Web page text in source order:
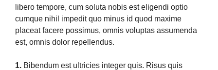
libero tempore, cum soluta nobis est eligendi optio
cumque nihil impedit quo minus id quod maxime
placeat facere possimus, omnis voluptas assumenda
est, omnis dolor repellendus.
1. Bibendum est ultricies integer quis. Risus quis